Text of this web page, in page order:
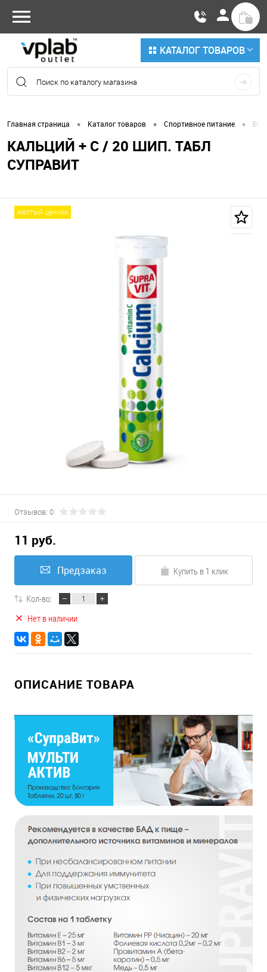
КАТАЛОГ ТОВАРОВ
Главная страница • Каталог товаров • Спортивное питание •
КАЛЬЦИЙ + C / 20 ШИП. ТАБЛ
СУПРАВИТ
желтый ценник
Отзывов: 0
11 руб.
Предзаказ Купить в 1 клик
Кол-во:
Нет в наличии
ОПИСАНИЕ ТОВАРА